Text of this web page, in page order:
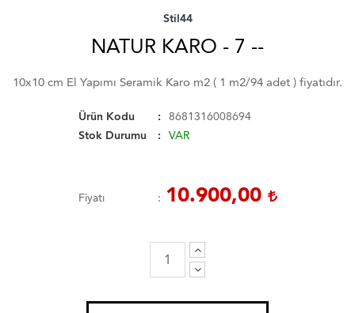
Stil44
NATUR KARO - 7 --
10x10 cm El Yapımı Seramik Karo m2 ( 1 m2/94 adet ) fiyatıdır.
Ürün Kodu
8681316008694
Stok Durumu
VAR
Fiyatı 10.900,00